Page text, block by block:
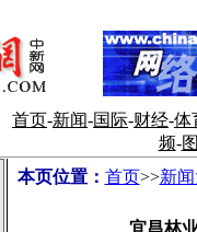
首页-新闻-国际-财经-体
频-
本页位置： 首页>>新
宜昌林